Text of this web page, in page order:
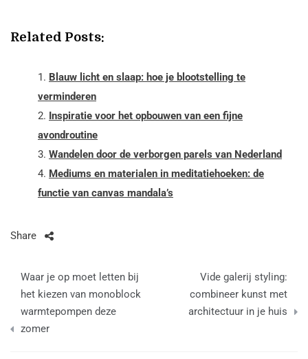
Related Posts:
Blauw licht en slaap: hoe je blootstelling te
verminderen
Inspiratie voor het opbouwen van een fijne
avondroutine
Wandelen door de verborgen parels van Nederland
Mediums en materialen in meditatiehoeken: de
functie van canvas mandala’s
Share
Berichtnavigatie
Waar je op moet letten bij
het kiezen van monoblock
warmtepompen deze
zomer
Vide galerij styling:
combineer kunst met
architectuur in je huis